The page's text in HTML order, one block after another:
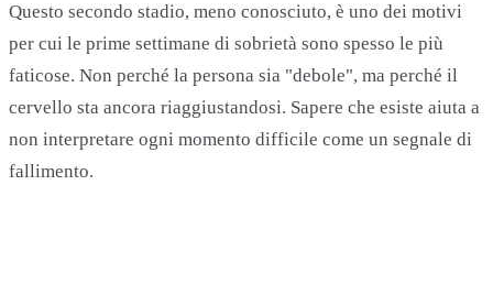
Questo secondo stadio, meno conosciuto, è uno dei motivi
per cui le prime settimane di sobrietà sono spesso le più
faticose. Non perché la persona sia "debole", ma perché il
cervello sta ancora riaggiustandosi. Sapere che esiste aiuta a
non interpretare ogni momento difficile come un segnale di
fallimento.